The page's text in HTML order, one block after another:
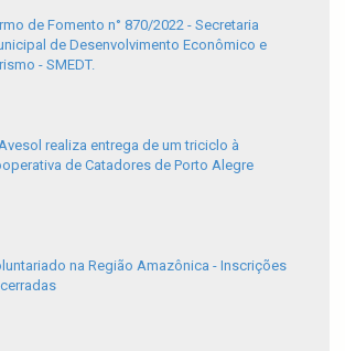
de Fomento n° 870/2022 - Secretaria
de Desenvolvimento Econômico e
- SMEDT.
realiza entrega de um triciclo à
de Catadores de Porto Alegre
na Região Amazônica - Inscrições